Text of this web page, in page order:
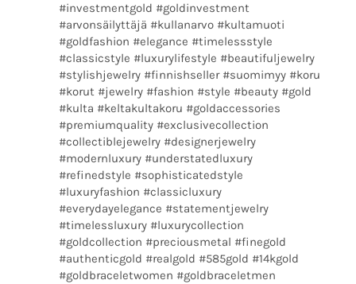
#investmentgold #goldinvestment
#arvonsäilyttäjä #kullanarvo #kultamuoti
#goldfashion #elegance #timelessstyle
#classicstyle #luxurylifestyle #beautifuljewelry
#stylishjewelry #finnishseller #suomimyy #koru
#korut #jewelry #fashion #style #beauty #gold
#kulta #keltakultakoru #goldaccessories
#premiumquality #exclusivecollection
#collectiblejewelry #designerjewelry
#modernluxury #understatedluxury
#refinedstyle #sophisticatedstyle
#luxuryfashion #classicluxury
#everydayelegance #statementjewelry
#timelessluxury #luxurycollection
#goldcollection #preciousmetal #finegold
#authenticgold #realgold #585gold #14kgold
#goldbraceletwomen #goldbraceletmen